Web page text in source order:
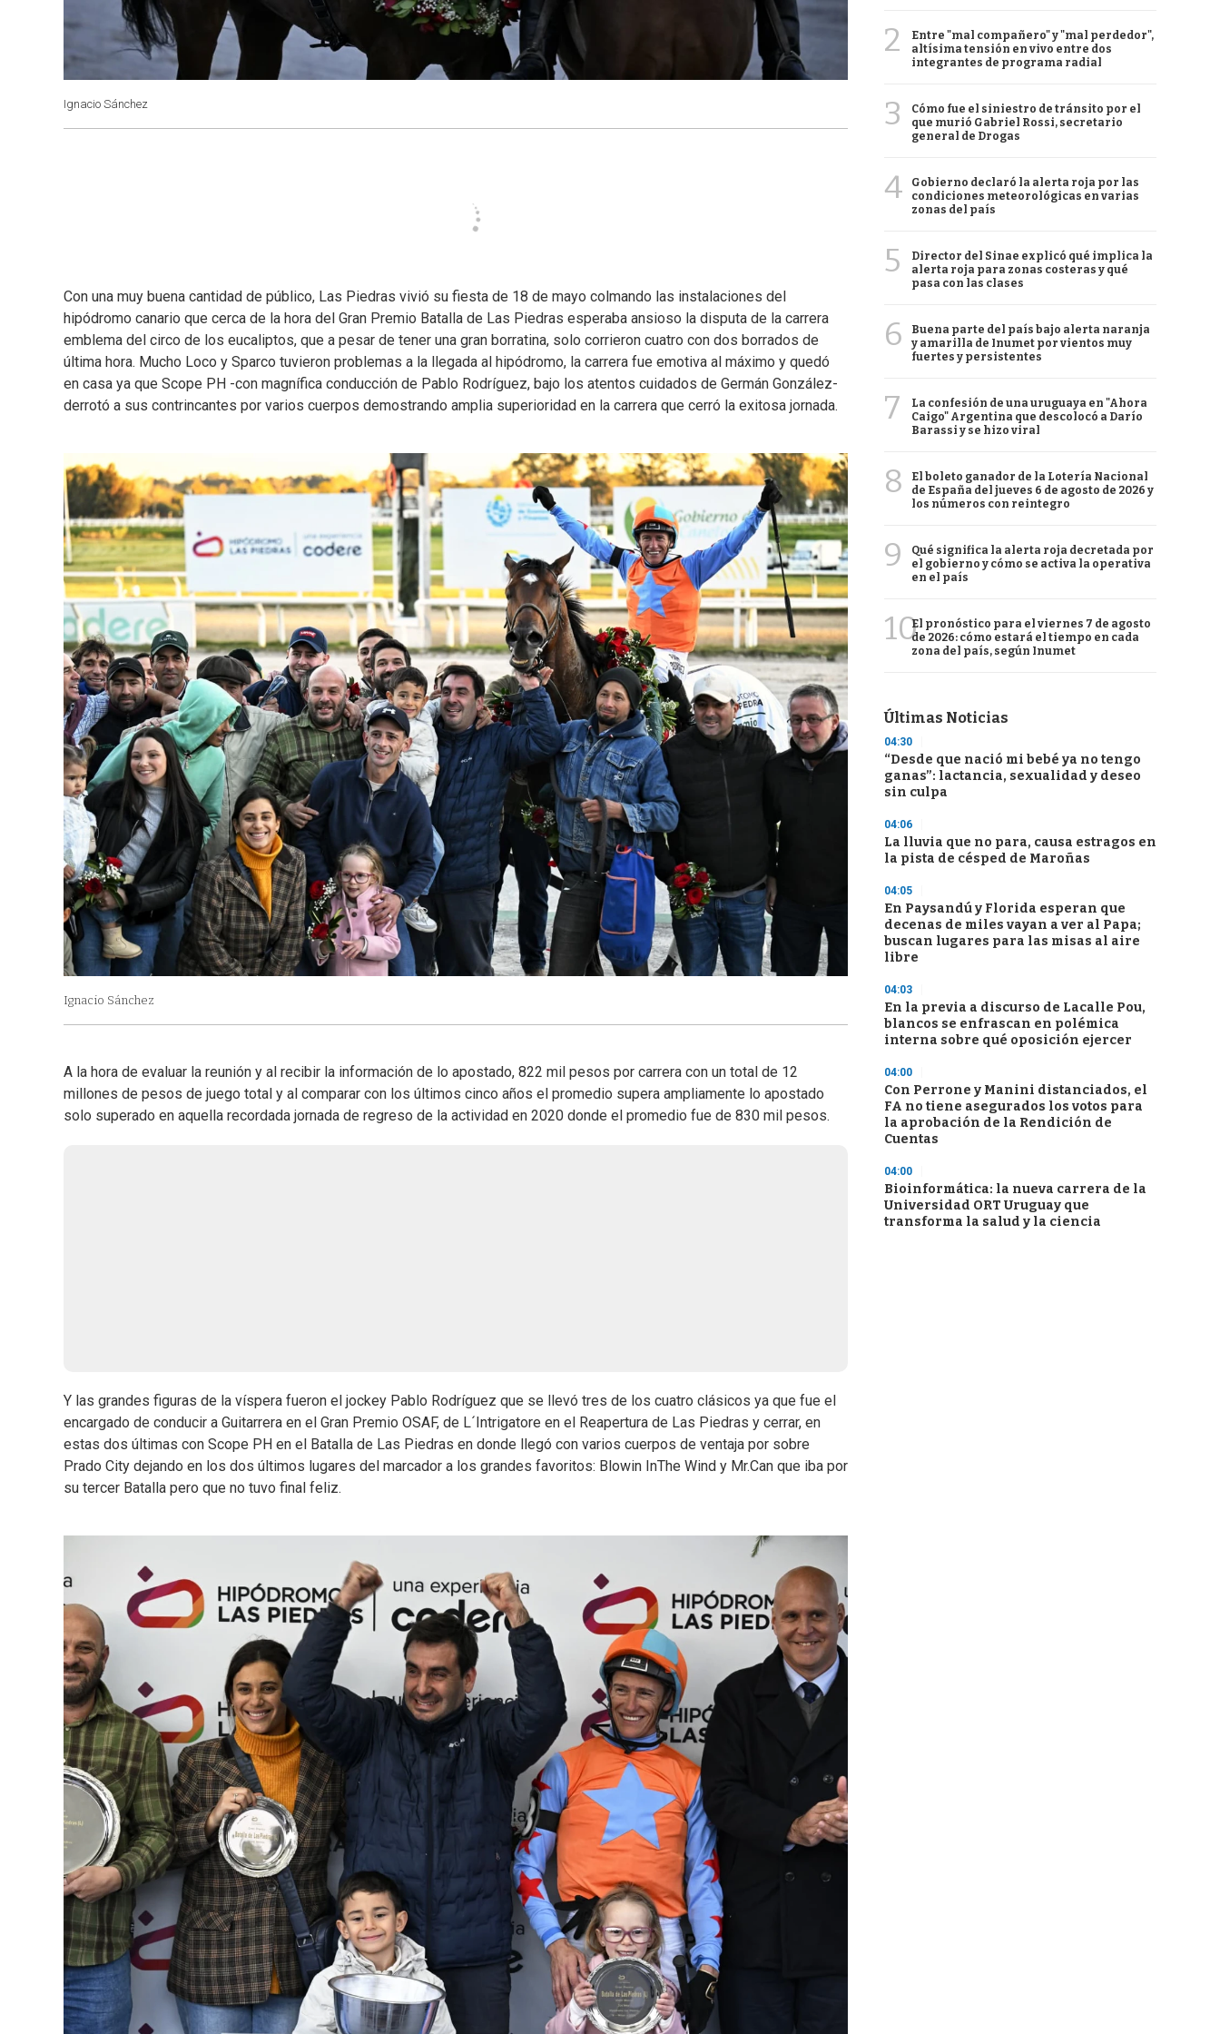
Ignacio Sánchez
Con una muy buena cantidad de público, Las Piedras vivió su fiesta de 18 de mayo colmando las instalaciones del
hipódromo canario que cerca de la hora del Gran Premio Batalla de Las Piedras esperaba ansioso la disputa de la carrera
emblema del circo de los eucaliptos, que a pesar de tener una gran borratina, solo corrieron cuatro con dos borrados de
última hora. Mucho Loco y Sparco tuvieron problemas a la llegada al hipódromo, la carrera fue emotiva al máximo y quedó
en casa ya que Scope PH -con magnífica conducción de Pablo Rodríguez, bajo los atentos cuidados de Germán González-
derrotó a sus contrincantes por varios cuerpos demostrando amplia superioridad en la carrera que cerró la exitosa jornada.
Ignacio Sánchez
A la hora de evaluar la reunión y al recibir la información de lo apostado, 822 mil pesos por carrera con un total de 12
millones de pesos de juego total y al comparar con los últimos cinco años el promedio supera ampliamente lo apostado
solo superado en aquella recordada jornada de regreso de la actividad en 2020 donde el promedio fue de 830 mil pesos.
Y las grandes figuras de la víspera fueron el jockey Pablo Rodríguez que se llevó tres de los cuatro clásicos ya que fue el
encargado de conducir a Guitarrera en el Gran Premio OSAF, de L´Intrigatore en el Reapertura de Las Piedras y cerrar, en
estas dos últimas con Scope PH en el Batalla de Las Piedras en donde llegó con varios cuerpos de ventaja por sobre
Prado City dejando en los dos últimos lugares del marcador a los grandes favoritos: Blowin InThe Wind y Mr.Can que iba por
su tercer Batalla pero que no tuvo final feliz.
2
Entre "mal compañero" y "mal perdedor",
altísima tensión en vivo entre dos
integrantes de programa radial
3
Cómo fue el siniestro de tránsito por el
que murió Gabriel Rossi, secretario
general de Drogas
4
Gobierno declaró la alerta roja por las
condiciones meteorológicas en varias
zonas del país
5
Director del Sinae explicó qué implica la
alerta roja para zonas costeras y qué
pasa con las clases
6
Buena parte del país bajo alerta naranja
y amarilla de Inumet por vientos muy
fuertes y persistentes
7
La confesión de una uruguaya en "Ahora
Caigo" Argentina que descolocó a Darío
Barassi y se hizo viral
8
El boleto ganador de la Lotería Nacional
de España del jueves 6 de agosto de 2026 y
los números con reintegro
9
Qué significa la alerta roja decretada por
el gobierno y cómo se activa la operativa
en el país
10El pronóstico para el viernes 7 de agosto
de 2026: cómo estará el tiempo en cada
zona del país, según Inumet
Últimas Noticias
04:30
“Desde que nació mi bebé ya no tengo
ganas”: lactancia, sexualidad y deseo
sin culpa
04:06
La lluvia que no para, causa estragos en
la pista de césped de Maroñas
04:05
En Paysandú y Florida esperan que
decenas de miles vayan a ver al Papa;
buscan lugares para las misas al aire
libre
04:03
En la previa a discurso de Lacalle Pou,
blancos se enfrascan en polémica
interna sobre qué oposición ejercer
04:00
Con Perrone y Manini distanciados, el
FA no tiene asegurados los votos para
la aprobación de la Rendición de
Cuentas
04:00
Bioinformática: la nueva carrera de la
Universidad ORT Uruguay que
transforma la salud y la ciencia